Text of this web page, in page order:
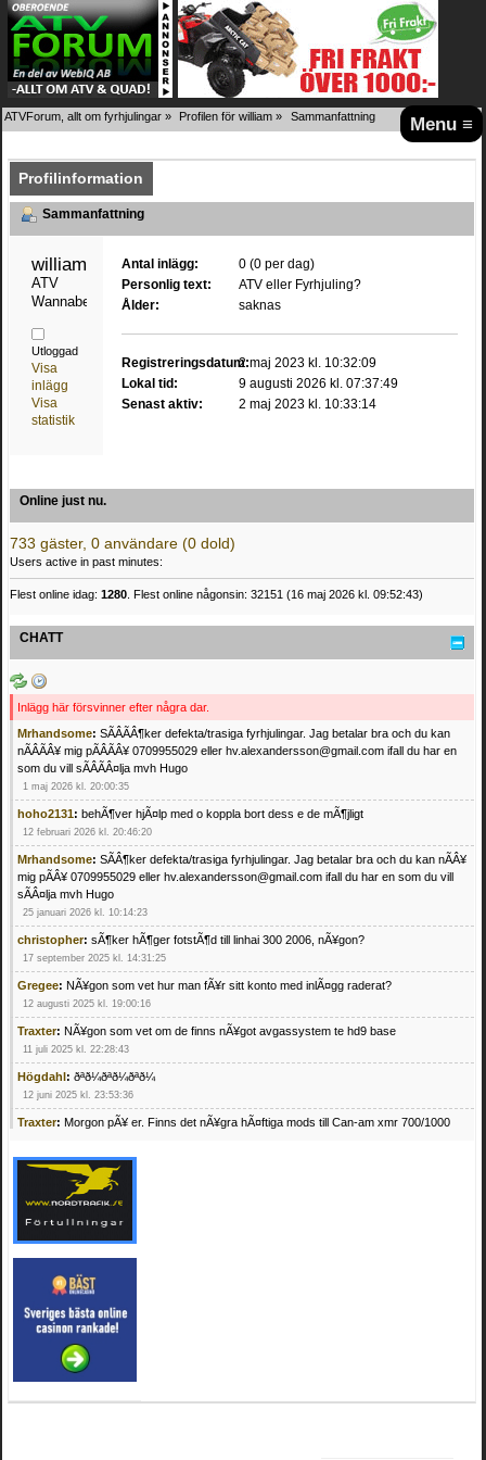
Menu ≡
ATVForum, allt om fyrhjulingar » Profilen för william » Sammanfattning
Profilinformation
Sammanfattning
ATV
Wannabe
Utloggad
Visa
inlägg
Visa
statistik
Antal inlägg:
0 (0 per dag)
Personlig text:
ATV eller Fyrhjuling?
Ålder:
saknas
Registreringsdatum:2 maj 2023 kl. 10:32:09
Lokal tid:
9 augusti 2026 kl. 07:37:49
Senast aktiv:
2 maj 2023 kl. 10:33:14
Online just nu.
733 gäster, 0 användare (0 dold)
Users active in past minutes:
Flest online idag: 1280 . Flest online någonsin: 32151 (16 maj 2026 kl. 09:52:43)
CHATT
Inlägg här försvinner efter några dar.
Mrhandsome: SÃÂÃÂ¶ker defekta/trasiga fyrhjulingar. Jag betalar bra och du kan
nÃÂÃÂ¥ mig pÃÂÃÂ¥ 0709955029 eller hv.alexandersson@gmail.com ifall du har en
som du vill sÃÂÃÂ¤lja mvh Hugo
1 maj 2026 kl. 20:00:35
hoho2131: behÃ¶ver hjÃ¤lp med o koppla bort dess e de mÃ¶jligt
12 februari 2026 kl. 20:46:20
Mrhandsome: SÃÂ¶ker defekta/trasiga fyrhjulingar. Jag betalar bra och du kan nÃÂ¥
mig pÃÂ¥ 0709955029 eller hv.alexandersson@gmail.com ifall du har en som du vill
sÃÂ¤lja mvh Hugo
25 januari 2026 kl. 10:14:23
christopher: sÃ¶ker hÃ¶ger fotstÃ¶d till linhai 300 2006, nÃ¥gon?
17 september 2025 kl. 14:31:25
Gregee: NÃ¥gon som vet hur man fÃ¥r sitt konto med inlÃ¤gg raderat?
12 augusti 2025 kl. 19:00:16
Traxter: NÃ¥gon som vet om de finns nÃ¥got avgassystem te hd9 base
11 juli 2025 kl. 22:28:43
Högdahl: ðªð¼ðªð¼ðªð¼
12 juni 2025 kl. 23:53:36
Traxter: Morgon pÃ¥ er. Finns det nÃ¥gra hÃ¤ftiga mods till Can-am xmr 700/1000
Mrhandsome:SÃ¶ker defekta/trasiga fyrhjulingar. Jag betalar bra och du kan nÃ¥ mig
pÃ¥ 0709955029 eller hv.alexandersson@gmail.com ifall du har en som du vill sÃ¤lja
mvh Hugo
21 februari 2025 kl. 09:25:52
Oscar5:NÃ¥gon som vet vad man kan begÃ¤ra fÃ¶r en Honda TRX 350 FE 2005
4 februari 2025 kl. 19:20:50
Oscar5:44
4 februari 2025 kl. 19:15:36
Greger59:NÃ¤gon som vet har en Cetek 500 EFI
15 januari 2025 kl. 23:49:44
Mrhandsome:SÃÂ¶ker defekta/trasiga fyrhjulingar. Jag betalar bra och du kan nÃÂ¥